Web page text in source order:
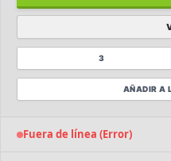
EnchantedCraft
NO PREMIUM
🎮 MODALIDADES POPULARES
🌿Survival
3
AÑADIR A
Fuera de línea (Error)